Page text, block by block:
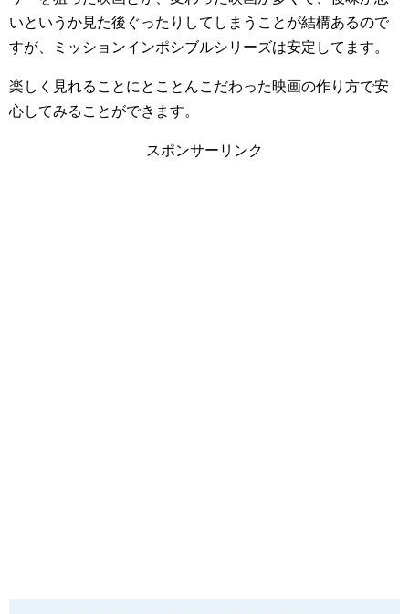
いというか見た後ぐったりしてしまうことが結構あるので
すが、ミッションインポシブルシリーズは安定してます。
楽しく見れることにとことんこだわった映画の作り方で安
心してみることができます。
スポンサーリンク